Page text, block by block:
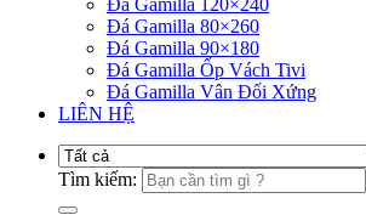
Đá Gamilla 120×240
Đá Gamilla 80×260
Đá Gamilla 90×180
Đá Gamilla Ốp Vách Tivi
Đá Gamilla Vân Đối Xứng
LIÊN HỆ
Tìm kiếm: